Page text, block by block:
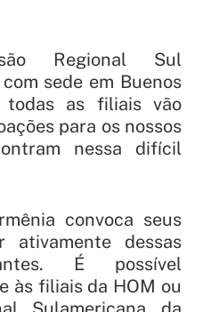
Regional Sul
sede em Buenos
todas as filiais vão
para os nossos
nessa difícil
convoca seus
ativamente dessas
É possível
às filiais da HOM ou